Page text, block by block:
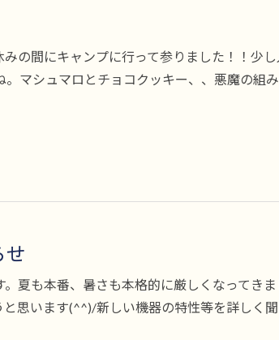
の間にキャンプに行って参りました！！少
マシュマロとチョコクッキー、、悪魔の組
せ
夏も本番、暑さも本格的に厳しくなってき
思います(^^)/新しい機器の特性等を詳しく